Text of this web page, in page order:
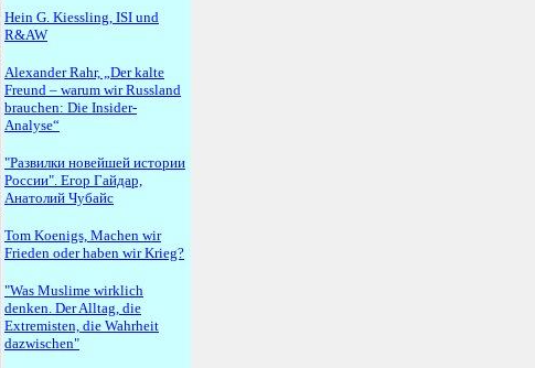
Hein G. Kiessling, ISI und
R&AW
Alexander Rahr, „Der kalte
Freund – warum wir Russland
brauchen: Die Insider-
Analyse“
"Развилки новейшей истории
России". Егор Гайдар,
Анатолий Чубайс
Tom Koenigs, Machen wir
Frieden oder haben wir Krieg?
"Was Muslime wirklich
denken. Der Alltag, die
Extremisten, die Wahrheit
dazwischen"